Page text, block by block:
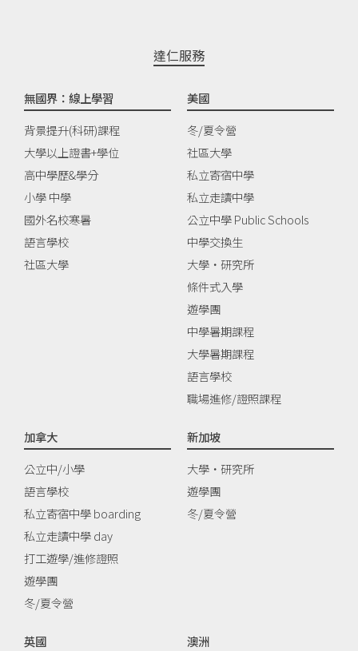
達仁服務
無國界：線上學習
背景提升(科研)課程
大學以上證書+學位
高中學歷&學分
小學 中學
國外名校寒暑
語言學校
社區大學
美國
冬/夏令營
社區大學
私立寄宿中學
私立走讀中學
公立中學 Public Schools
中學交換生
大學‧研究所
條件式入學
遊學團
中學暑期課程
大學暑期課程
語言學校
職場進修/證照課程
加拿大
公立中/小學
語言學校
私立寄宿中學 boarding
私立走讀中學 day
打工遊學/進修證照
遊學團
冬/夏令營
新加坡
大學‧研究所
遊學團
冬/夏令營
英國
澳洲